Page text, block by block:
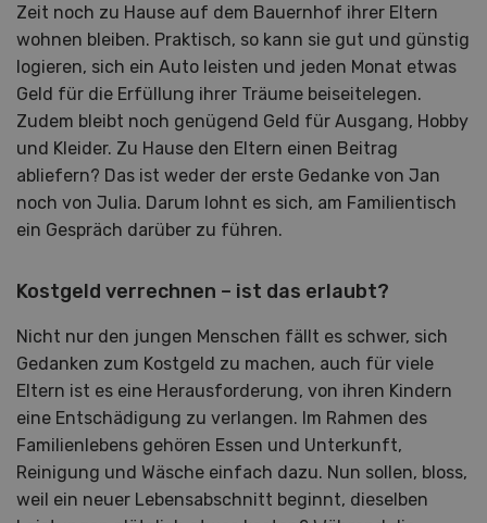
Zeit noch zu Hause auf dem Bauernhof ihrer Eltern
wohnen bleiben. Praktisch, so kann sie gut und günstig
logieren, sich ein Auto leisten und jeden Monat etwas
Geld für die Erfüllung ihrer Träume beiseitelegen.
Zudem bleibt noch genügend Geld für Ausgang, Hobby
und Kleider. Zu Hause den Eltern einen Beitrag
abliefern? Das ist weder der erste Gedanke von Jan
noch von Julia. Darum lohnt es sich, am Familientisch
ein Gespräch darüber zu führen.
Kostgeld verrechnen – ist das erlaubt?
Nicht nur den jungen Menschen fällt es schwer, sich
Gedanken zum Kostgeld zu machen, auch für viele
Eltern ist es eine Herausforderung, von ihren Kindern
eine Entschädigung zu verlangen. Im Rahmen des
Familienlebens gehören Essen und Unterkunft,
Reinigung und Wäsche einfach dazu. Nun sollen, bloss,
weil ein neuer Lebensabschnitt beginnt, dieselben